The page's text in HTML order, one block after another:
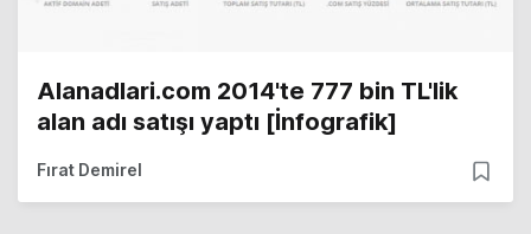
Alanadlari.com 2014'te 777 bin TL'lik
alan adı satışı yaptı [İnfografik]
Fırat Demirel